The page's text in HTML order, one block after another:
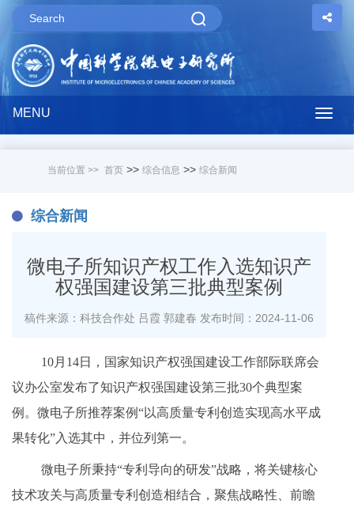
MENU
当前位置 >> 首页 >> 综合信息 >> 综合新闻
综合新闻
微电子所知识产权工作入选知识产
权强国建设第三批典型案例
稿件来源：科技合作处 吕霞 郭建春 发布时间：2024-11-06
10月14日，国家知识产权强国建设工作部际联席会
议办公室发布了知识产权强国建设第三批30个典型案
例。微电子所推荐案例“以高质量专利创造实现高水平成
果转化”入选其中，并位列第一。
微电子所秉持“专利导向的研发”战略，将关键核心
技术攻关与高质量专利创造相结合，聚焦战略性、前瞻